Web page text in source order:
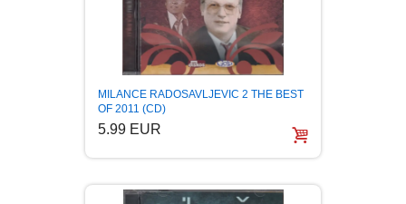
DUH I TELO
EDUKATIVNI
EROTSKI
ESEJISTIKA
MILANCE RADOSAVLJEVIC 2 THE BEST
OF 2011 (CD)
5.99 EUR